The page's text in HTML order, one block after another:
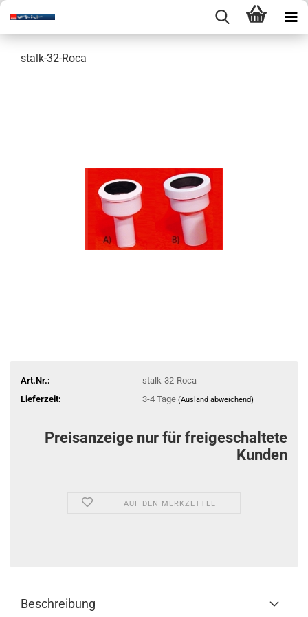
stalk-32-Roca
Art.Nr.:
stalk-32-Roca
Lieferzeit:
3-4 Tage (Ausland abweichend)
Preisanzeige nur für freigeschaltete
Kunden
AUF DEN MERKZETTEL
Beschreibung